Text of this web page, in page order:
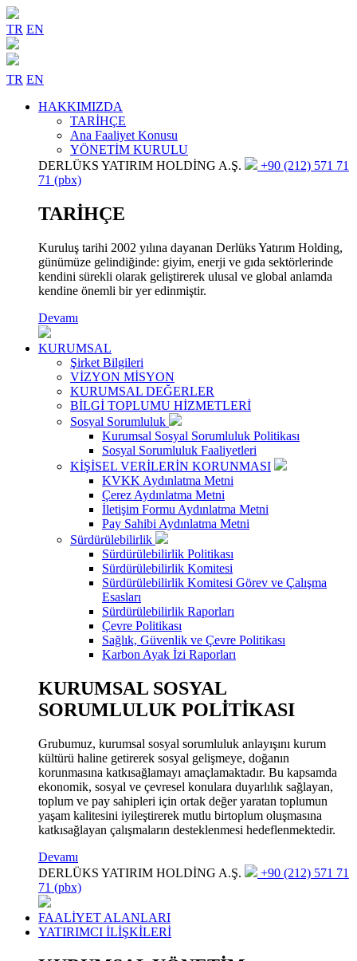
TR EN
TR EN
HAKKIMIZDA
TARİHÇE
Ana Faaliyet Konusu
YÖNETİM KURULU
DERLÜKS YATIRIM HOLDİNG A.Ş.
+90 (212) 571 71
71 (pbx)
TARİHÇE
Kuruluş tarihi 2002 yılına dayanan Derlüks Yatırım Holding,
günümüze gelindiğinde: giyim, enerji ve gıda sektörlerinde
kendini sürekli olarak geliştirerek ulusal ve global anlamda
kendine önemli bir yer edinmiştir.
Devamı
KURUMSAL
Şirket Bilgileri
VİZYON MİSYON
KURUMSAL DEĞERLER
BİLGİ TOPLUMU HİZMETLERİ
Sosyal Sorumluluk
Kurumsal Sosyal Sorumluluk Politikası
Sosyal Sorumluluk Faaliyetleri
KİŞİSEL VERİLERİN KORUNMASI
KVKK Aydınlatma Metni
Çerez Aydınlatma Metni
İletişim Formu Aydınlatma Metni
Pay Sahibi Aydınlatma Metni
Sürdürülebilirlik
Sürdürülebilirlik Politikası
Sürdürülebilirlik Komitesi
Sürdürülebilirlik Komitesi Görev ve Çalışma
Esasları
Sürdürülebilirlik Raporları
Çevre Politikası
Sağlık, Güvenlik ve Çevre Politikası
Karbon Ayak İzi Raporları
KURUMSAL SOSYAL
SORUMLULUK POLİTİKASI
Grubumuz, kurumsal sosyal sorumluluk anlayışını kurum
kültürü haline getirerek sosyal gelişmeye, doğanın
korunmasına katkısağlamayı amaçlamaktadır. Bu kapsamda
ekonomik, sosyal ve çevresel konulara duyarlılık sağlayan,
toplum ve pay sahipleri için ortak değer yaratan toplumun
yaşam kalitesini iyileştirerek mutlu birtoplum oluşmasına
katkısağlayan çalışmaların desteklenmesi hedeflenmektedir.
Devamı
DERLÜKS YATIRIM HOLDİNG A.Ş.
+90 (212) 571 71
71 (pbx)
FAALİYET ALANLARI
YATIRIMCI İLİŞKİLERİ